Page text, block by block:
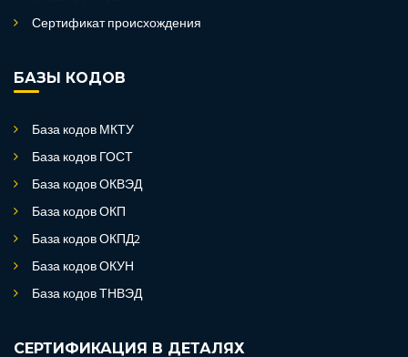
Сертификат происхождения
БАЗЫ КОДОВ
База кодов МКТУ
База кодов ГОСТ
База кодов ОКВЭД
База кодов ОКП
База кодов ОКПД2
База кодов ОКУН
База кодов ТНВЭД
СЕРТИФИКАЦИЯ В ДЕТАЛЯХ